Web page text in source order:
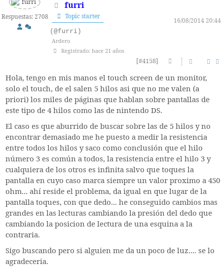
Respuestas: 2708
furri
Topic starter
16/08/2014 20:44
(@furri)
Ardero
Registrado: hace 21 años
[#4158]
Hola, tengo en mis manos el touch screen de un monitor,
solo el touch, de el salen 5 hilos asi que no me valen (a
priori) los miles de páginas que hablan sobre pantallas de
este tipo de 4 hilos como las de nintendo DS.
El caso es que aburrido de buscar sobre las de 5 hilos y no
encontrar demasiado me he puesto a medir la resistencia
entre todos los hilos y saco como conclusión que el hilo
número 3 es común a todos, la resistencia entre el hilo 3 y
cualquiera de los otros es infinita salvo que toques la
pantalla en cuyo caso marca siempre un valor proximo a 450
ohm... ahí reside el problema, da igual en que lugar de la
pantalla toques, con que dedo... he conseguido cambios mas
grandes en las lecturas cambiando la presión del dedo que
cambiando la posicion de lectura de una esquina a la
contraria.
Sigo buscando pero si alguien me da un poco de luz.... se lo
agradeceria.